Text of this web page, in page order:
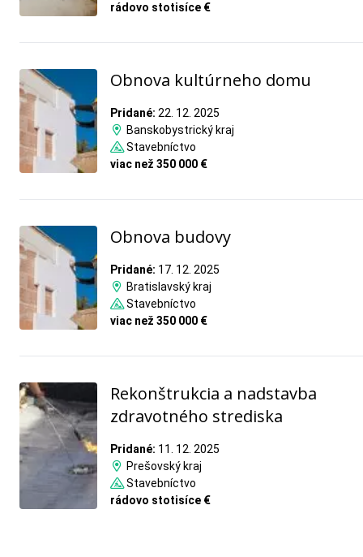
rádovo stotisíce €
Obnova kultúrneho domu
Pridané: 22. 12. 2025
Banskobystrický kraj
Stavebníctvo
viac než 350 000 €
Obnova budovy
Pridané: 17. 12. 2025
Bratislavský kraj
Stavebníctvo
viac než 350 000 €
Rekonštrukcia a nadstavba
zdravotného strediska
Pridané: 11. 12. 2025
Prešovský kraj
Stavebníctvo
rádovo stotisíce €